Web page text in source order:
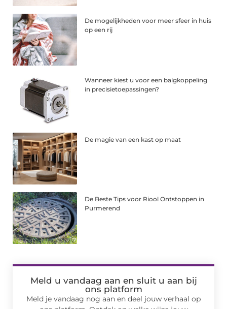
De mogelijkheden voor meer sfeer in huis
op een rij
Wanneer kiest u voor een balgkoppeling
in precisietoepassingen?
De magie van een kast op maat
De Beste Tips voor Riool Ontstoppen in
Purmerend
Meld u vandaag aan en sluit u aan bij
ons platform
Meld je vandaag nog aan en deel jouw verhaal op